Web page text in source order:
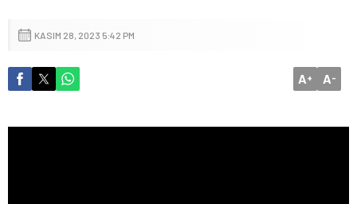
KASIM 28, 2023 5:42 PM
A+ A-